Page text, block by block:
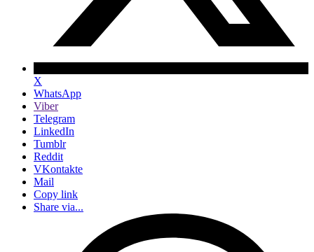
X
WhatsApp
Viber
Telegram
LinkedIn
Tumblr
Reddit
VKontakte
Mail
Copy link
Share via...